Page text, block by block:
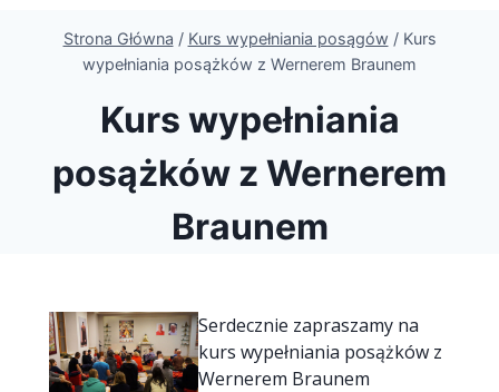
Strona Główna / Kurs wypełniania posągów / Kurs
wypełniania posążków z Wernerem Braunem
Kurs wypełniania
posążków z Wernerem
Braunem
Serdecznie zapraszamy na
kurs wypełniania posążków z
Wernerem Braunem